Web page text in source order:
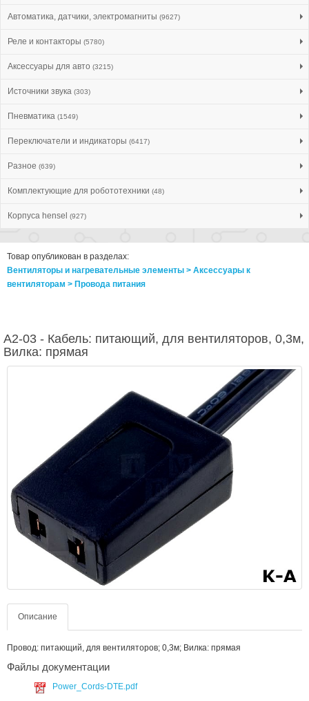
Автоматика, датчики, электромагниты (9627)
Реле и контакторы (5780)
Аксессуары для авто (3215)
Источники звука (303)
Пневматика (1549)
Переключатели и индикаторы (6417)
Разное (639)
Комплектующие для робототехники (48)
Корпуса hensel (927)
Товар опубликован в разделах:
Вентиляторы и нагревательные элементы > Аксессуары к
вентиляторам > Провода питания
A2-03 - Кабель: питающий, для вентиляторов, 0,3м,
Вилка: прямая
Описание
Провод: питающий, для вентиляторов; 0,3м; Вилка: прямая
Файлы документации
Power_Cords-DTE.pdf